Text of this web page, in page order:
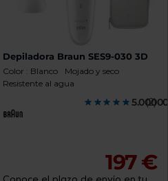
Depiladora Braun SES9-030 3D
Color : Blanco
Mojado y seco
Resistente al agua
(2)
197 €